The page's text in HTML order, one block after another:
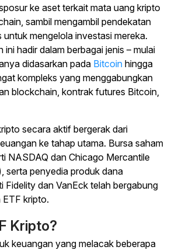
ke aset terkait mata uang kripto
sambil mengambil pendekatan
untuk mengelola investasi mereka.
ini hadir dalam berbagai jenis – mulai
didasarkan pada Bitcoin hingga
kompleks yang menggabungkan
blockchain, kontrak futures Bitcoin,
secara aktif bergerak dari
ke tahap utama. Bursa saham
NASDAQ dan Chicago Mercantile
serta penyedia produk dana
Fidelity dan VanEck telah bergabung
ETF kripto.
Kripto?
keuangan yang melacak beberapa